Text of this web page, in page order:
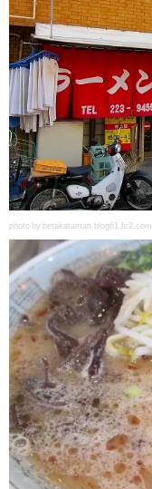
photo by betakataman.blog61.fc2.com